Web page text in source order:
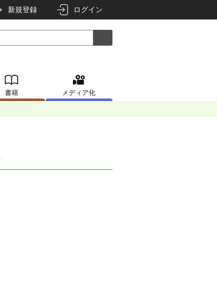
新規登録 ログイン
書籍 メディア化